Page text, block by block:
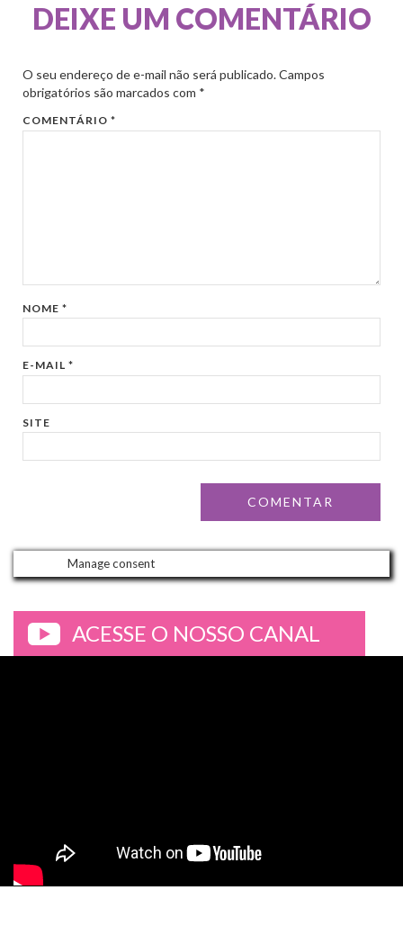
DEIXE UM COMENTÁRIO
O seu endereço de e-mail não será publicado. Campos
obrigatórios são marcados com *
COMENTÁRIO*
NOME*
E-MAIL*
SITE
Manage consent
ACESSE O NOSSO CANAL